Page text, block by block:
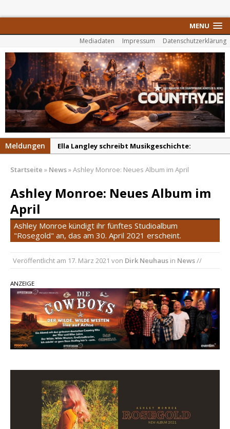
MENU
Mediadaten Impressum Datenschutzerklärung
Meldungen
Ella Langley schreibt Musikgeschichte:
aller Zeiten
pez veröffentlicht neue Single „Late Night
Talks“ – eine Hymne auf unvergessliche
Randy Travis veröffentlicht mit „I Don’t Care“
einen weiteren Schatz aus dem Archiv
Danke für Euer Vertrauen: Country.de erreicht
Kacey Musgraves entführt Fans mit neuem
Video zu „Mexico Honey“
Carly Pearce hinterfragt den ständigen
Vergleich mit anderen
Startseite » News»Ashley Monroe: Neues Album im April
Ashley Monroe: Neues Album im
April
Ashley Monroe kündigt ihr fünftes Studioalbum
"Rosegold" an, das am 30. April 2021 erscheint.
Veröffentlicht am 17. März 2021 von Dirk Neuhaus in News//
ANZEIGE